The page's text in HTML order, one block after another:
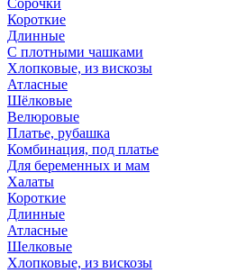
Короткие
Длинные
С плотными чашками
Хлопковые, из вискозы
Атласные
Шёлковые
Велюровые
Платье, рубашка
Комбинация, под платье
Для беременных и мам
Халаты
Короткие
Длинные
Атласные
Шелковые
Хлопковые, из вискозы